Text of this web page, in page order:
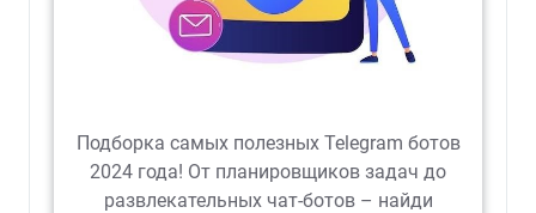
Подборка самых полезных Telegram ботов
2024 года! От планировщиков задач до
развлекательных чат-ботов – найди